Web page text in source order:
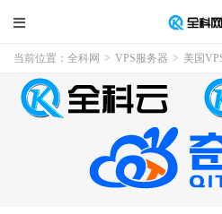
当前位置： 全科网 > VPS服务器 > 美国